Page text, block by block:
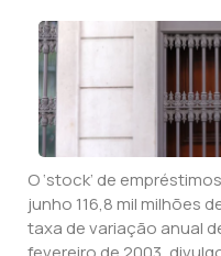
O ‘stock’ de
junho 116,8 mil milhões
taxa de variação anual